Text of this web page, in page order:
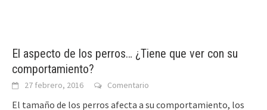
El aspecto de los perros… ¿Tiene que ver con su
comportamiento?
27 febrero, 2016 Comentario
El tamaño de los perros afecta a su comportamiento, los